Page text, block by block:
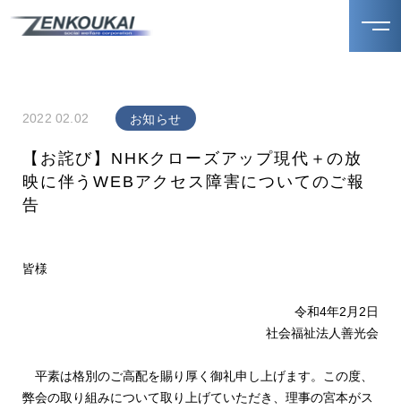
2022 02.02 お知らせ
【お詫び】NHKクローズアップ現代＋の放
映に伴うWEBアクセス障害についてのご報
告
皆様
令和4年2月2日
社会福祉法人善光会
平素は格別のご高配を賜り厚く御礼申し上げます。この度、
弊会の取り組みについて取り上げていただき、理事の宮本がス